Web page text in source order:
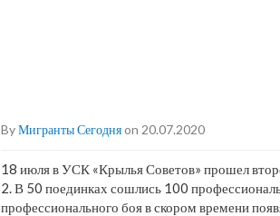
ByМигранты Сегодняon 20.07.2020
18 июля в УСК «Крылья Советов» прошел
2. В 50 поединках сошлись 100
профессионального боя в скором времени